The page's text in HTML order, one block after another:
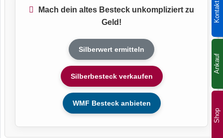
Shop
Kontakt
Ankauf
Mach dein altes Besteck unkompliziert zu
Geld!
Silberwert ermitteln
Silberbesteck verkaufen
WMF Besteck anbieten